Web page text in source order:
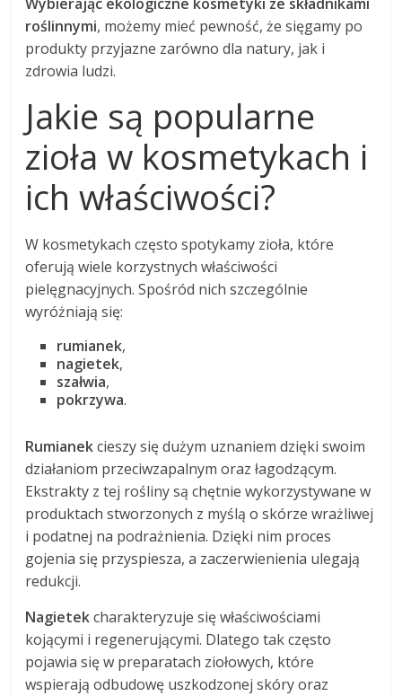
roślinnymi, możemy mieć pewność, że sięgamy po
produkty przyjazne zarówno dla natury, jak i
zdrowia ludzi.
Jakie są popularne
zioła w kosmetykach i
ich właściwości?
W kosmetykach często spotykamy zioła, które
oferują wiele korzystnych właściwości
pielęgnacyjnych. Spośród nich szczególnie
wyróżniają się:
rumianek,
nagietek,
szałwia,
pokrzywa.
Rumianekcieszy się dużym uznaniem dzięki swoim
działaniom przeciwzapalnym oraz łagodzącym.
Ekstrakty z tej rośliny są chętnie wykorzystywane w
produktach stworzonych z myślą o skórze wrażliwej
i podatnej na podrażnienia. Dzięki nim proces
gojenia się przyspiesza, a zaczerwienienia ulegają
redukcji.
Nagietekcharakteryzuje się właściwościami
kojącymi i regenerującymi. Dlatego tak często
pojawia się w preparatach ziołowych, które
wspierają odbudowę uszkodzonej skóry oraz